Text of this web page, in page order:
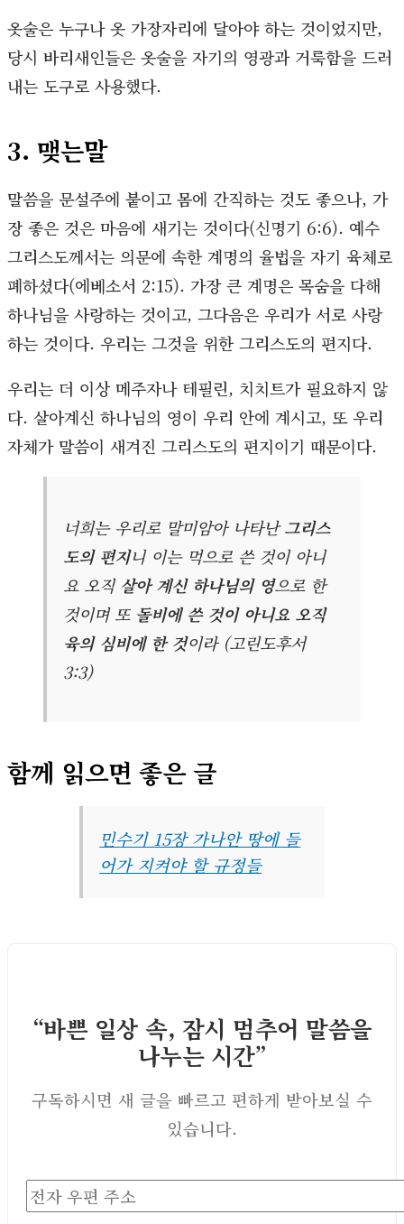
옷술은 누구나 옷 가장자리에 달아야 하는 것이었지만,
당시 바리새인들은 옷술을 자기의 영광과 거룩함을 드러
내는 도구로 사용했다.
3. 맺는말
말씀을 문설주에 붙이고 몸에 간직하는 것도 좋으나, 가
장 좋은 것은 마음에 새기는 것이다(신명기 6:6). 예수
그리스도께서는 의문에 속한 계명의 율법을 자기 육체로
폐하셨다(에베소서 2:15). 가장 큰 계명은 목숨을 다해
하나님을 사랑하는 것이고, 그다음은 우리가 서로 사랑
하는 것이다. 우리는 그것을 위한 그리스도의 편지다.
우리는 더 이상 메주자나 테필린, 치치트가 필요하지 않
다. 살아계신 하나님의 영이 우리 안에 계시고, 또 우리
자체가 말씀이 새겨진 그리스도의 편지이기 때문이다.
너희는 우리로 말미암아 나타난그리스
도의 편지니 이는 먹으로 쓴 것이 아니
요 오직 살아 계신 하나님의 영으로 한
것이며 또 돌비에 쓴 것이 아니요 오직
육의 심비에 한 것이라 (고린도후서
3:3)
함께 읽으면 좋은 글
민수기 15장 가나안 땅에 들
어가 지켜야 할 규정들
“바쁜 일상 속, 잠시 멈추어 말씀을
나누는 시간”
구독하시면 새 글을 빠르고 편하게 받아보실 수
있습니다.
전